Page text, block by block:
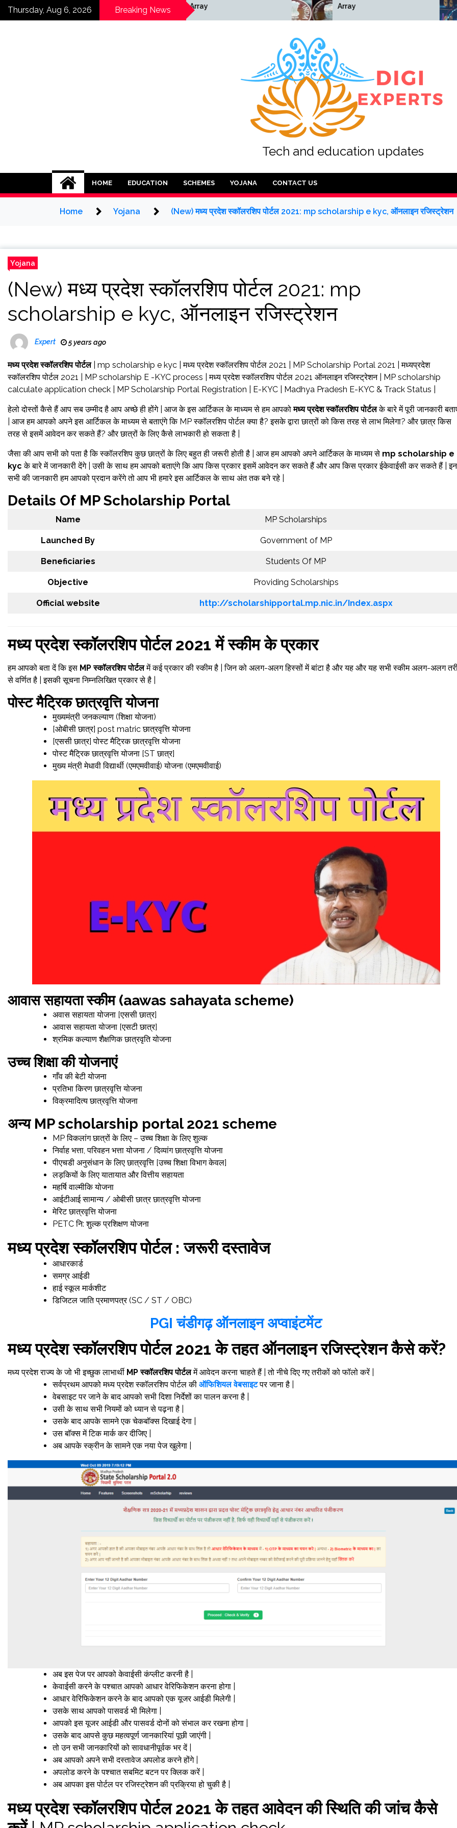
SkipThursday, Aug 6, 2026 Breaking News
Array Array
Tech and education updates
HOME EDUCATION SCHEMES YOJANA CONTACT US
Home Yojana (New) मध्य प्रदेश स्कॉलरशिप पोर्टल 2021: mp scholarship e kyc, ऑनलाइन रजिस्ट्रेशन
Yojana
(New) मध्य प्रदेश स्कॉलरशिप पोर्टल 2021: mp
scholarship e kyc, ऑनलाइन रजिस्ट्रेशन
Expert 5 years ago
मध्य प्रदेश स्कॉलरशिप पोर्टल| mp scholarship e kyc | मध्य प्रदेश स्कॉलरशिप पोर्टल 2021 | MP Scholarship Portal 2021 | मध्यप्रदेश
स्कॉलरशिप पोर्टल 2021 | MP scholarship E -KYC process | मध्य प्रदेश स्कॉलरशिप पोर्टल 2021 ऑनलाइन रजिस्ट्रेशन | MP scholarship
calculate application check | MP Scholarship Portal Registration | E-KYC | Madhya Pradesh E-KYC & Track Status |
हेलो दोस्तों कैसे हैं आप सब उम्मीद है आप अच्छे ही होंगे | आज के इस आर्टिकल के माध्यम से हम आपकोमध्य प्रदेश स्कॉलरशिप पोर्टलके बारे में पूरी जानकारी
| आज हम आपको अपने इस आर्टिकल के माध्यम से बताएंगे कि MP स्कॉलरशिप पोर्टल क्या है? इसके द्वारा छात्रों को किस तरह से लाभ मिलेगा? और छात्र किस
तरह से इसमें आवेदन कर सकते हैं? और छात्रों के लिए कैसे लाभकारी हो सकता है |
जैसा की आप सभी को पता है कि स्कॉलरशिप कुछ छात्रों के लिए बहुत ही जरूरी होती है | आज हम आपको अपने आर्टिकल के माध्यम से mp scholarship e
kyc के बारे में जानकारी देंगे | उसी के साथ हम आपको बताएंगे कि आप किस प्रकार इसमें आवेदन कर सकते हैं और आप किस प्रकार ईकेवाईसी कर सकते हैं | इन
सभी की जानकारी हम आपको प्रदान करेंगे तो आप भी हमारे इस आर्टिकल के साथ अंत तक बने रहे |
Details Of MP Scholarship Portal
Name MP Scholarships
Launched By Government of MP
Beneficiaries Students Of MP
Objective Providing Scholarships
Official website http://scholarshipportal.mp.nic.in/Index.aspx
मध्य प्रदेश स्कॉलरशिप पोर्टल 2021 में स्कीम के प्रकार
हम आपको बता दें कि इस MP स्कॉलरशिप पोर्टलमें कई प्रकार की स्कीम है | जिन को अलग-अलग हिस्सों में बांटा है और यह और यह सभी स्कीम अलग-अलग
से वर्णित है | इसकी सूचना निम्नलिखित प्रकार से है |
पोस्ट मैट्रिक छात्रवृत्ति योजना
मुख्‍यमंत्री जनकल्याण (शिक्षा योजना)
[ओबीसी छात्र] post matric छात्रवृत्ति योजना
[एससी छात्र] पोस्ट मैट्रिक छात्रवृत्ति योजना
पोस्ट मैट्रिक छात्रवृत्ति योजना [ST छात्र]
मुख्‍य मंत्री मेधावी विद्यार्थी (एमएमवीवाई) योजना (एमएमवीवाई)
आवास सहायता स्कीम (aawas sahayata scheme)
अवास सहायता योजना [एससी छात्र]
आवास सहायता योजना [एसटी छात्र]
श्रमिक कल्याण शैक्षणिक छात्रवृति योजना
उच्च शिक्षा की योजनाएं
गाँव की बेटी योजना
प्रतिभा किरण छात्रवृत्ति योजना
विक्रमादित्य छात्रवृत्ति योजना
अन्य MP scholarship portal 2021 scheme
MP विकलांग छात्रों के लिए – उच्च शिक्षा के लिए शुल्क
निर्वाह भत्ता, परिवहन भत्ता योजना / दिव्यांग छात्रवृत्ति योजना
पीएचडी अनुसंधान के लिए छात्रवृत्ति [उच्च शिक्षा विभाग केवल]
लड़कियों के लिए यातायात और वित्तीय सहायता
महर्षि वाल्मीकि योजना
आईटीआई सामान्य / ओबीसी छात्र छात्रवृत्ति योजना
मेरिट छात्रवृत्ति योजना
PETC नि: शुल्क प्रशिक्षण योजना
मध्य प्रदेश स्कॉलरशिप पोर्टल : जरूरी दस्तावेज
आधारकार्ड
समग्र आईडी
हाई स्कूल मार्कशीट
डिजिटल जाति प्रमाणपत्र (SC / ST / OBC)
PGI चंडीगढ़ ऑनलाइन अप्वाइंटमेंट
मध्य प्रदेश स्कॉलरशिप पोर्टल 2021 के तहत ऑनलाइन रजिस्ट्रेशन कैसे करें?
मध्य प्रदेश राज्य के जो भी इच्छुक लाभार्थी MP स्कॉलरशिप पोर्टलमें आवेदन करना चाहते हैं | तो नीचे दिए गए तरीकों को फॉलो करें |
सर्वप्रथम आपको मध्य प्रदेश स्कॉलरशिप पोर्टल की ऑफिशियल वेबसाइटपर जाना है |
वेबसाइट पर जाने के बाद आपको सभी दिशा निर्देशों का पालन करना है |
उसी के साथ सभी नियमों को ध्यान से पढ़ना है |
उसके बाद आपके सामने एक चेकबॉक्स दिखाई देगा |
उस बॉक्स में टिक मार्क कर दीजिए |
अब आपके स्क्रीन के सामने एक नया पेज खुलेगा |
अब इस पेज पर आपको केवाईसी कंप्लीट करनी है |
केवाईसी करने के पश्चात आपको आधार वेरिफिकेशन करना होगा |
आधार वेरिफिकेशन करने के बाद आपको एक यूजर आईडी मिलेगी |
उसके साथ आपको पासवर्ड भी मिलेगा |
आपको इस यूजर आईडी और पासवर्ड दोनों को संभाल कर रखना होगा |
उसके बाद आपसे कुछ महत्वपूर्ण जानकारियां पूछी जाएंगी |
तो उन सभी जानकारियों को सावधानीपूर्वक भर दें |
अब आपको अपने सभी दस्तावेज अपलोड करने होंगे |
अपलोड करने के पश्चात सबमिट बटन पर क्लिक करें |
अब आपका इस पोर्टल पर रजिस्ट्रेशन की प्रक्रिया हो चुकी है |
मध्य प्रदेश स्कॉलरशिप पोर्टल 2021 के तहत आवेदन की स्थिति की जांच कैसे